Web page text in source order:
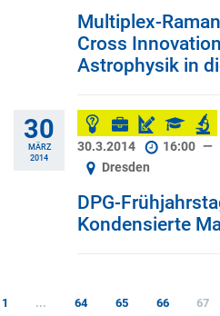
Multiplex-
Cross
Astrophysik in
30
MÄRZ
2014
30.3.2014
16:00 —
Dresden
DPG-
Kondensierte
1 ... 64 65 66 67